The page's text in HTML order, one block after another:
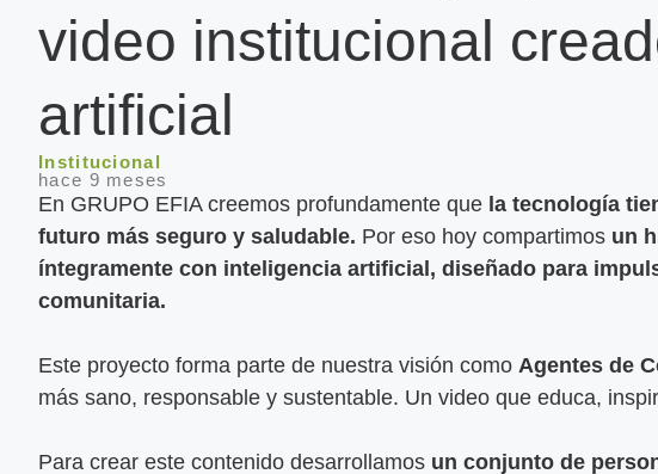
video institucional
artificial
Institucional
hace 9 meses
En GRUPO EFIA creemos profundamente que la tecnología
futuro más seguro y saludable. Por eso hoy compartimos un
íntegramente con inteligencia artificial, diseñado para
comunitaria.
Este proyecto forma parte de nuestra visión como Agentes de
más sano, responsable y sustentable. Un video que educa,
Para crear este contenido desarrollamos un conjunto de